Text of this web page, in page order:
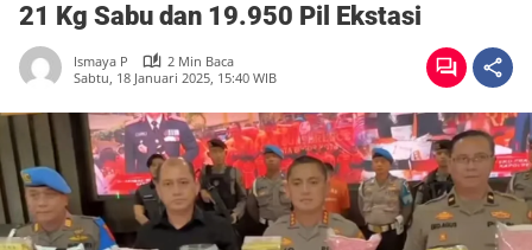
21 Kg Sabu dan 19.950 Pil Ekstasi
Ismaya P
2 Min Baca
Sabtu, 18 Januari 2025, 15:40 WIB